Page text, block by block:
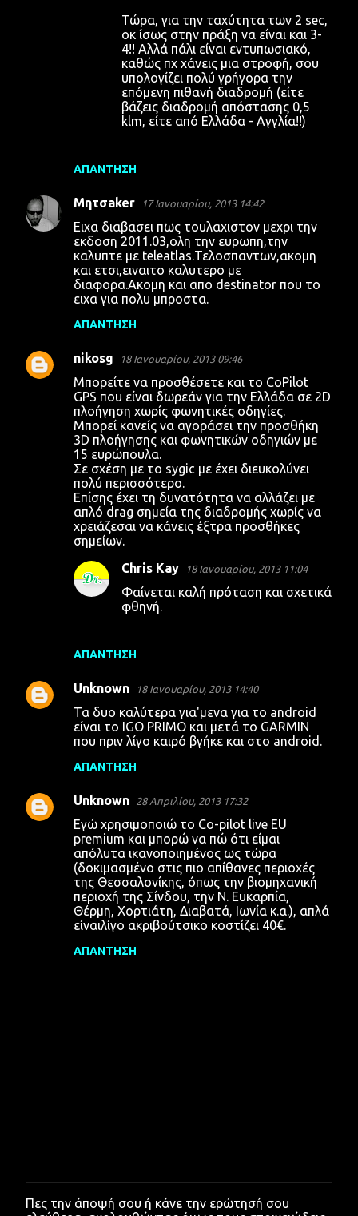
ΑΠΆΝΤΗΣΗ
Τώρα, για την ταχύτητα των 2 sec,
οκ ίσως στην πράξη να είναι και 3-
4!! Αλλά πάλι είναι εντυπωσιακό,
καθώς πχ χάνεις μια στροφή, σου
υπολογίζει πολύ γρήγορα την
επόμενη πιθανή διαδρομή (είτε
βάζεις διαδρομή απόστασης 0,5
klm, είτε από Ελλάδα - Αγγλία!!)
Μητσaker 17 Ιανουαρίου, 2013 14:42
Ειχα διαβασει πως τουλαχιστον μεχρι την
εκδοση 2011.03,ολη την ευρωπη,την
καλυπτε με teleatlas.Τελοσπαντων,ακομη
και ετσι,ειναιτο καλυτερο με
διαφορα.Ακομη και απο destinator που το
ειχα για πολυ μπροστα.
ΑΠΆΝΤΗΣΗ
nikosg 18 Ιανουαρίου, 2013 09:46
Μπορείτε να προσθέσετε και το CoPilot
GPS που είναι δωρεάν για την Ελλάδα σε 2D
πλοήγηση χωρίς φωνητικές οδηγίες.
Μπορεί κανείς να αγοράσει την προσθήκη
3D πλοήγησης και φωνητικών οδηγιών με
15 ευρώπουλα.
Σε σχέση με το sygic με έχει διευκολύνει
πολύ περισσότερο.
Επίσης έχει τη δυνατότητα να αλλάζει με
απλό drag σημεία της διαδρομής χωρίς να
χρειάζεσαι να κάνεις έξτρα προσθήκες
σημείων.
ΑΠΆΝΤΗΣΗ
Chris Kay 18 Ιανουαρίου, 2013 11:04
Φαίνεται καλή πρόταση και σχετικά
φθηνή.
Unknown 18 Ιανουαρίου, 2013 14:40
Τα δυο καλύτερα για'μενα για το android
είναι το IGO PRIMO και μετά το GARMIN
που πριν λίγο καιρό βγήκε και στο android.
ΑΠΆΝΤΗΣΗ
Unknown 28 Απριλίου, 2013 17:32
Εγώ χρησιμοποιώ το Co-pilot live EU
premium και μπορώ να πώ ότι είμαι
απόλυτα ικανοποιημένος ως τώρα
(δοκιμασμένο στις πιο απίθανες περιοχές
της Θεσσαλονίκης, όπως την βιομηχανική
περιοχή της Σίνδου, την Ν. Ευκαρπία,
Θέρμη, Χορτιάτη, Διαβατά, Ιωνία κ.α.), απλά
είναιλίγο ακριβούτσικο κοστίζει 40€.
ΑΠΆΝΤΗΣΗ
Δ
Πες την άποψή σου ή κάνε την ερώτησή σου